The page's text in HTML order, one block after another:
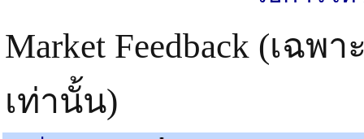
Market Feedback (เฉ
เท่านั้น)